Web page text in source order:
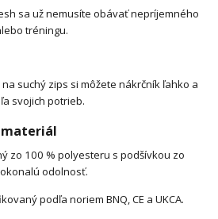
sa už nemusíte obávať nepríjemného
tréningu.
suchý zips si môžete nákrčník ľahko a
svojich potrieb.
zo 100 % polyesteru s podšívkou zo
odolnosť.
podľa noriem BNQ, CE a UKCA.